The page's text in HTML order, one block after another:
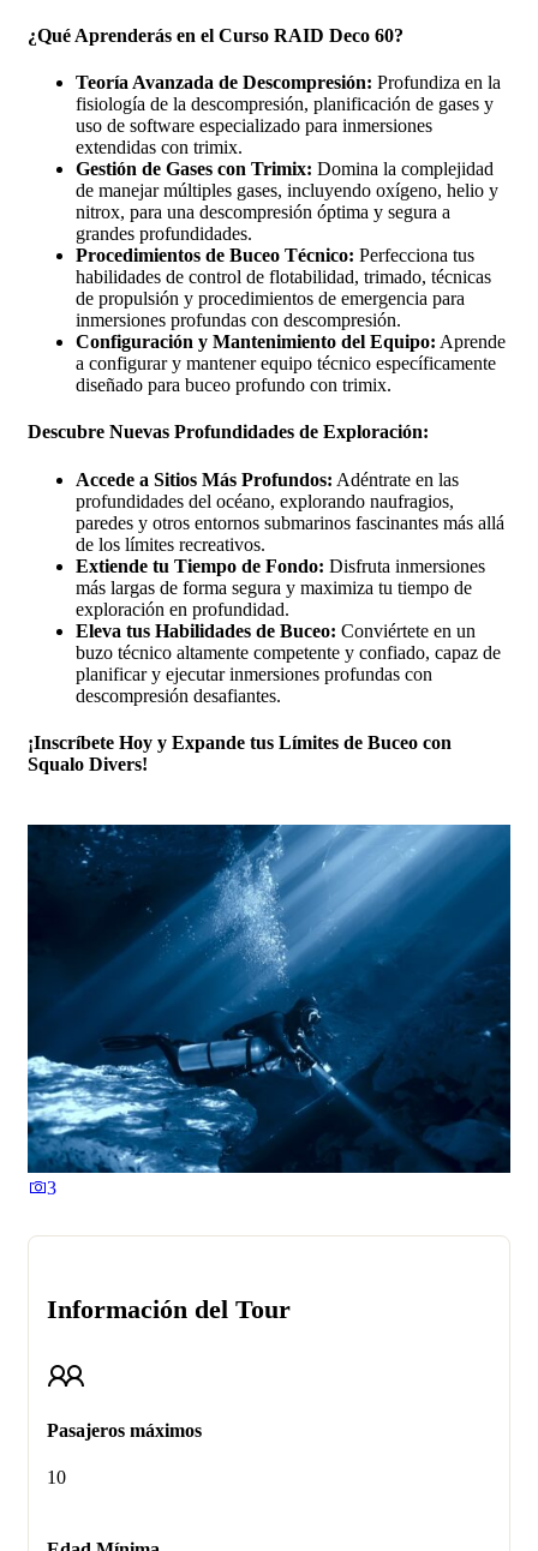
¿Qué Aprenderás en el Curso RAID Deco 60?
Teoría Avanzada de Descompresión: Profundiza en la
fisiología de la descompresión, planificación de gases y
uso de software especializado para inmersiones
extendidas con trimix.
Gestión de Gases con Trimix: Domina la complejidad
de manejar múltiples gases, incluyendo oxígeno, helio y
nitrox, para una descompresión óptima y segura a
grandes profundidades.
Procedimientos de Buceo Técnico: Perfecciona tus
habilidades de control de flotabilidad, trimado, técnicas
de propulsión y procedimientos de emergencia para
inmersiones profundas con descompresión.
Configuración y Mantenimiento del Equipo: Aprende
a configurar y mantener equipo técnico específicamente
diseñado para buceo profundo con trimix.
Descubre Nuevas Profundidades de Exploración:
Accede a Sitios Más Profundos: Adéntrate en las
profundidades del océano, explorando naufragios,
paredes y otros entornos submarinos fascinantes más allá
de los límites recreativos.️
Extiende tu Tiempo de Fondo: Disfruta inmersiones
más largas de forma segura y maximiza tu tiempo de
exploración en profundidad.
Eleva tus Habilidades de Buceo: Conviértete en un
buzo técnico altamente competente y confiado, capaz de
planificar y ejecutar inmersiones profundas con
descompresión desafiantes.
¡Inscríbete Hoy y Expande tus Límites de Buceo con
Squalo Divers!
3
Información del Tour
Pasajeros máximos
10